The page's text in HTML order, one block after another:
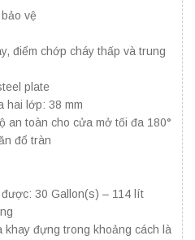
vệ
điểm chớp cháy thấp và trung
plate
hai lớp: 38 mm
an toàn cho cửa mở tối đa 180°
đổ tràn
30 Gallon(s) – 114 lít
khay đựng trong khoảng cách là